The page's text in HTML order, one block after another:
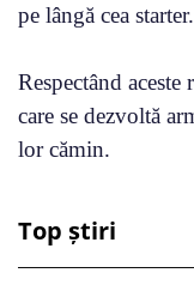
pe lângă cea starter.
Respectând
care se dezvoltă
lor cămin.
Top știri